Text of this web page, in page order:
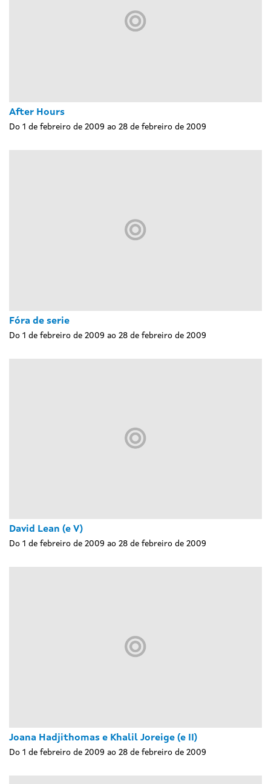
After Hours
Do 1 de febreiro de 2009 ao 28 de febreiro de 2009
Fóra de serie
Do 1 de febreiro de 2009 ao 28 de febreiro de 2009
David Lean (e V)
Do 1 de febreiro de 2009 ao 28 de febreiro de 2009
Joana Hadjithomas e Khalil Joreige (e II)
Do 1 de febreiro de 2009 ao 28 de febreiro de 2009